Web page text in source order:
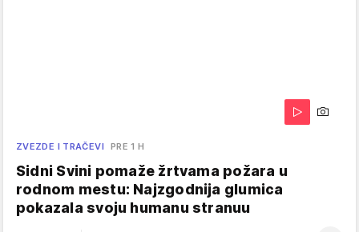
ZVEZDE I TRAČEVI PRE 1 H
Sidni Svini pomaže žrtvama požara u
rodnom mestu: Najzgodnija glumica
pokazala svoju humanu stranuu